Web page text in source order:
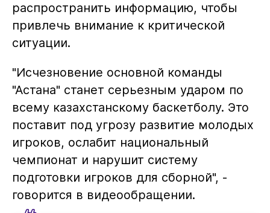
распространить информацию, чтобы
привлечь внимание к критической
ситуации.
"Исчезновение основной команды
"Астана" станет серьезным ударом по
всему казахстанскому баскетболу. Это
поставит под угрозу развитие молодых
игроков, ослабит национальный
чемпионат и нарушит систему
подготовки игроков для сборной", -
говорится в видеообращении.